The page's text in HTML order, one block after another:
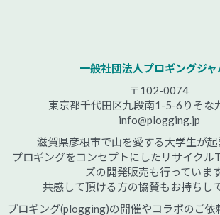
一般社団法人プロギングジャ
〒102-0074
東京都千代田区九段南1-5-6りそな
info@plogging.jp
滋賀県彦根市で山を愛する大学生が起
プロギングをコンセプトにしたリサイクル
ズの開発販売も行っています
共感して頂ける方の協賛もお持ちし
プロギング(plogging)の開催やコラボのご依